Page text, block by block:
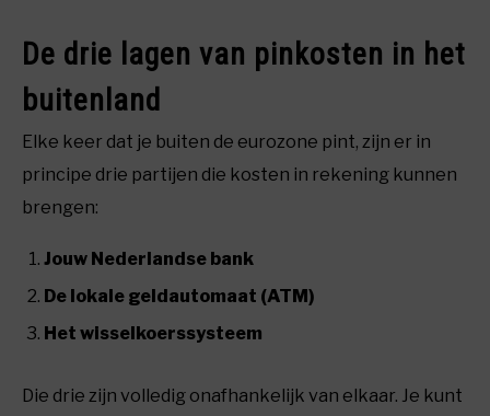
De drie lagen van pinkosten in het
buitenland
Elke keer dat je buiten de eurozone pint, zijn er in
principe drie partijen die kosten in rekening kunnen
brengen:
Jouw Nederlandse bank
De lokale geldautomaat (ATM)
Het wisselkoerssysteem
Die drie zijn volledig onafhankelijk van elkaar. Je kunt